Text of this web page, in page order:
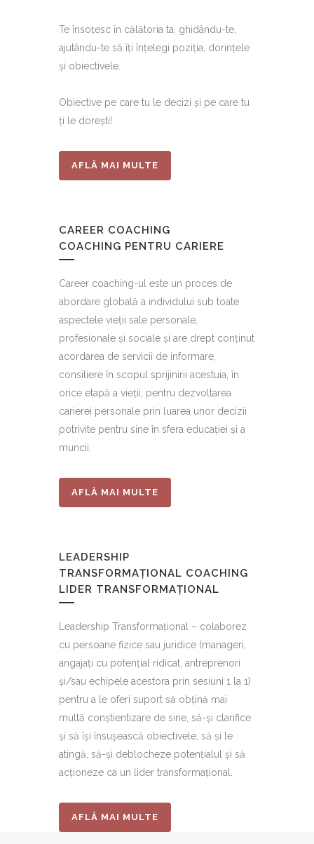
Te însoțesc în călătoria ta, ghidându-te,
ajutându-te să îți înțelegi poziția, dorințele
și obiectivele.
Obiective pe care tu le decizi și pe care tu
ți le dorești!
AFLĂ MAI MULTE
CAREER COACHING
COACHING PENTRU CARIERE
Career coaching-ul este un proces de
abordare globală a individului sub toate
aspectele vieţii sale personale,
profesionale şi sociale şi are drept conţinut
acordarea de servicii de informare,
consiliere în scopul sprijinirii acestuia, în
orice etapă a vieţii, pentru dezvoltarea
carierei personale prin luarea unor decizii
potrivite pentru sine în sfera educaţiei și a
muncii.
AFLĂ MAI MULTE
LEADERSHIP
TRANSFORMAȚIONAL COACHING
LIDER TRANSFORMAȚIONAL
Leadership Transformațional – colaborez
cu persoane fizice sau juridice (manageri,
angajați cu potențial ridicat, antreprenori
și/sau echipele acestora prin sesiuni 1 la 1)
pentru a le oferi suport să obțină mai
multă conștientizare de sine, să-și clarifice
și să își însușească obiectivele, să și le
atingă, să-și deblocheze potențialul și să
acționeze ca un lider transformațional.
AFLĂ MAI MULTE